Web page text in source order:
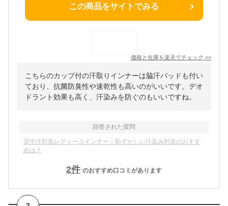
この商品をサイトでみる
価格と在庫を楽天でチェック >>
こちらのカップ付の汗取りインナーは脇汗パッドも付い
ており、抗菌防臭性や速乾性も高いのがいいです。デオ
ドラント効果も高く、汗染みを防ぐのもいいですね。
回答された質問
背中汗対策レディースインナー｜恥ずかしい汗染み対策のおすす
めは？
2件 のおすすめ口コミがあります